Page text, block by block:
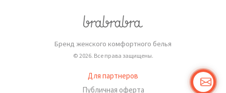
Бренд женского комфортного белья
© 2026. Все права защищены.
Для партнеров
Публичная оферта